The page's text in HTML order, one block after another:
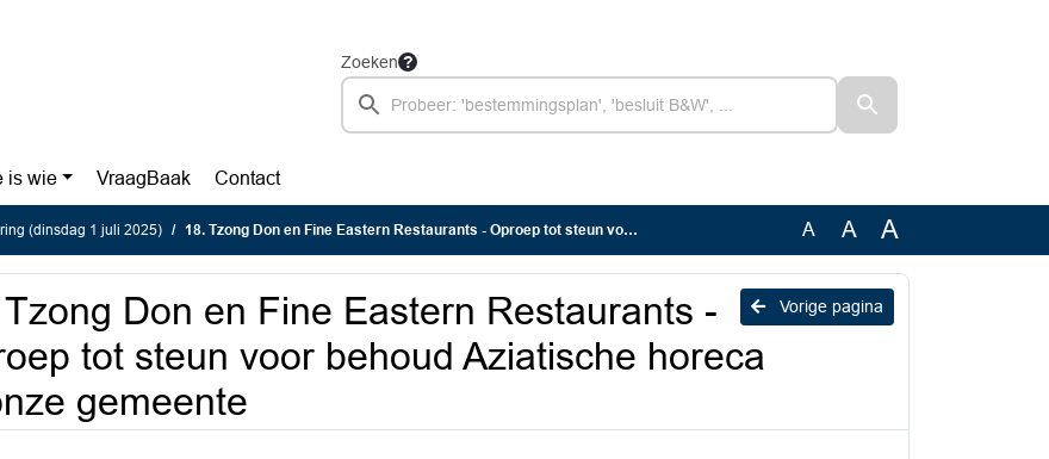
Zoeken
is wie VraagBaak Contact
(dinsdag 1 juli 2025) 18. Tzong Don en Fine Eastern Restaurants - Oproep tot steun voor behoud Aziatische horeca in onze gemeente A A A
Vorige pagina
Don en Fine Eastern Restaurants -
tot steun voor behoud Aziatische horeca
gemeente